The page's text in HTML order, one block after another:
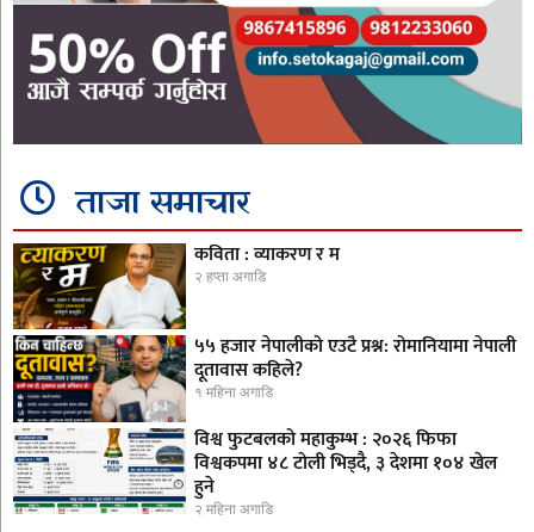
ताजा समाचार
कविता : व्याकरण र म
२ हप्ता अगाडि
५५ हजार नेपालीको एउटै प्रश्न: रोमानियामा नेपाली
दूतावास कहिले?
१ महिना अगाडि
विश्व फुटबलको महाकुम्भ : २०२६ फिफा
विश्वकपमा ४८ टोली भिड्दै, ३ देशमा १०४ खेल
हुने
२ महिना अगाडि